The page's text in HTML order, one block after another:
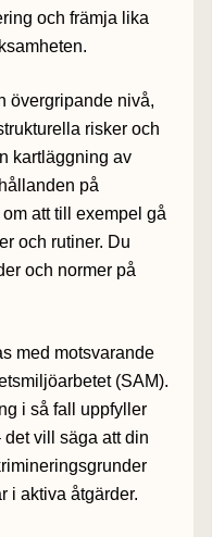
och främja lika
övergripande nivå,
risker och
kartläggning av
på
att till exempel gå
och rutiner. Du
och normer på
med motsvarande
(SAM).
i så fall uppfyller
vill säga att din
i aktiva åtgärder.